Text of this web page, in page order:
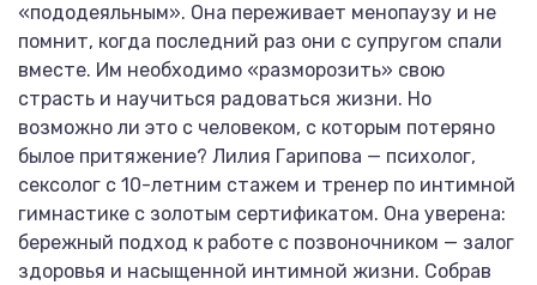
«пододеяльным». Она переживает менопаузу и не
помнит, когда последний раз они с супругом спали
вместе. Им необходимо «разморозить» свою
страсть и научиться радоваться жизни. Но
возможно ли это с человеком, с которым потеряно
былое притяжение? Лилия Гарипова — психолог,
сексолог с 10-летним стажем и тренер по интимной
гимнастике с золотым сертификатом. Она уверена:
бережный подход к работе с позвоночником — залог
здоровья и насыщенной интимной жизни. Собрав